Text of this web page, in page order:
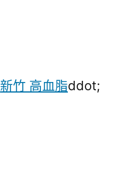
天〉
新竹 高血脂ddot;